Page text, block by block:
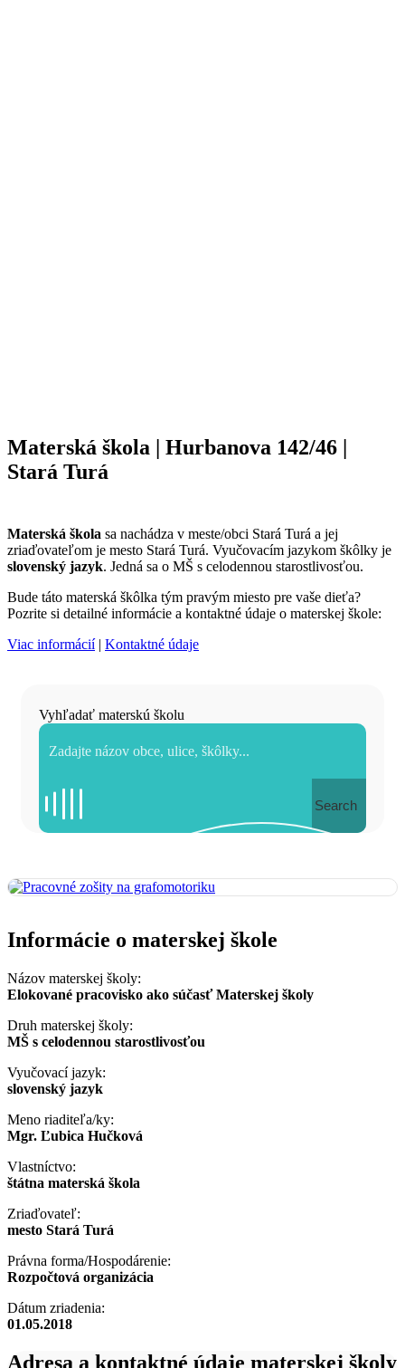
Materská škola | Hurbanova 142/46 |
Stará Turá
Materská škola sa nachádza v meste/obci Stará Turá a jej
zriaďovateľom je mesto Stará Turá. Vyučovacím jazykom škôlky je
slovenský jazyk. Jedná sa o MŠ s celodennou starostlivosťou.
Bude táto materská škôlka tým pravým miesto pre vaše dieťa?
Pozrite si detailné informácie a kontaktné údaje o materskej škole:
Viac informácií| Kontaktné údaje
Vyhľadať materskú školu
Search
Informácie o materskej škole
Názov materskej školy:
Elokované pracovisko ako súčasť Materskej školy
Druh materskej školy:
MŠ s celodennou starostlivosťou
Vyučovací jazyk:
slovenský jazyk
Meno riaditeľa/ky:
Mgr. Ľubica Hučková
Vlastníctvo:
štátna materská škola
Zriaďovateľ:
mesto Stará Turá
Právna forma/Hospodárenie:
Rozpočtová organizácia
Dátum zriadenia:
01.05.2018
Adresa a kontaktné údaje materskej školy